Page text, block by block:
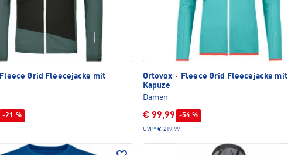
Fleece Grid Fleecejacke mit
-21 %
Ortovox ·
Fleece Grid Fleecejacke mit
Kapuze
Damen
€ 99,99 -54 %
UVP* € 219,99